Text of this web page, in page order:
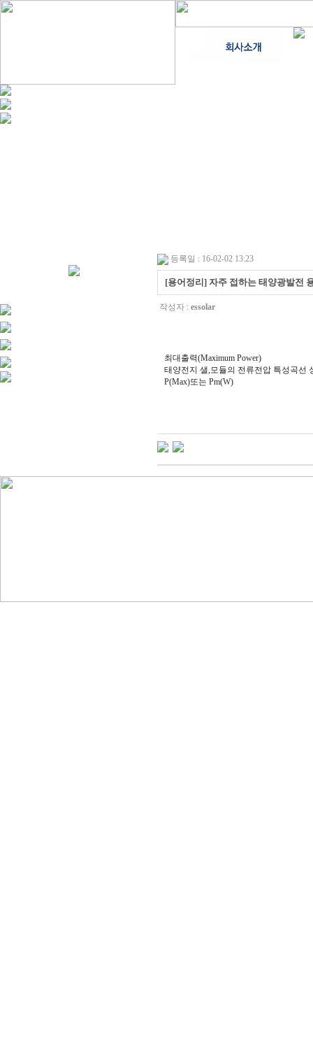
등록일 : 16-02-02 13:23
[용어정리] 자주 접하는 태양광발전
작성자 : essolar
최대출력(Maximum Power)
태양전지 샐,모듈의 전류전압 특성곡선
P(Max)또는 Pm(W)